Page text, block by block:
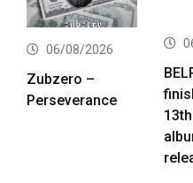
06/08/2026
Zubzero –
Perseverance